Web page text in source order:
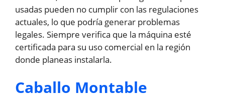
usadas pueden no cumplir con las regulaciones
actuales, lo que podría generar problemas
legales. Siempre verifica que la máquina esté
certificada para su uso comercial en la región
donde planeas instalarla.
Caballo Montable